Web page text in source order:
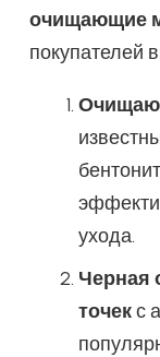
очищающие
покупателей
ухода.
Черная
точекс